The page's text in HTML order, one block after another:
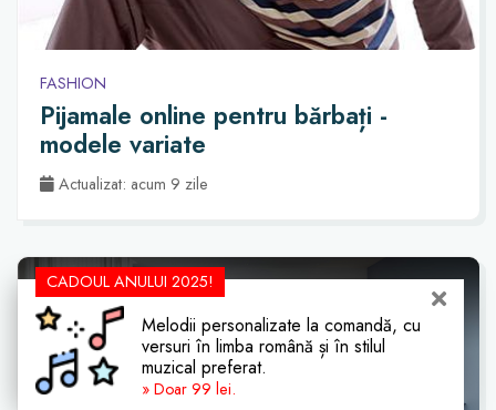
FASHION
Pijamale online pentru bărbați -
modele variate
Actualizat: acum 9 zile
CADOUL ANULUI 2025!
Melodii personalizate la comandă, cu
versuri în limba română și în stilul
muzical preferat.
» Doar 99 lei.